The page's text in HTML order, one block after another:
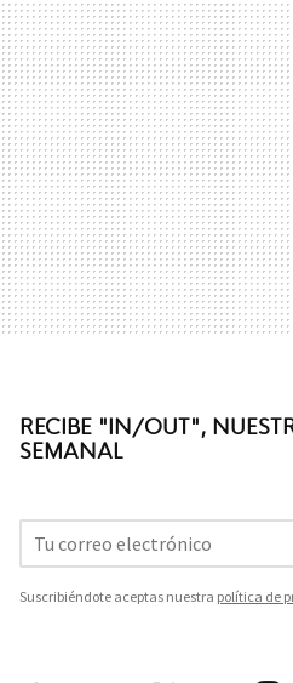
RECIBE "IN/OUT",
SEMANAL
Suscribiéndote aceptas nuestra política de